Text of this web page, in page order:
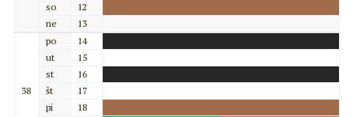
so
12
ne
13
38
po
14
ut
15
st
16
št
17
pi
18